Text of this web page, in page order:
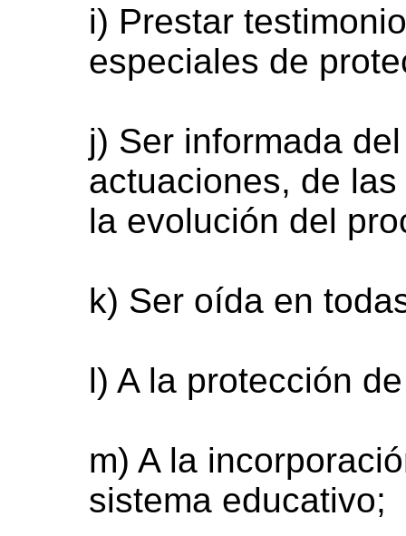
i) Prestar
especiales de
j) Ser informada
actuaciones, de
la evolución del
k) Ser oída en
l) A la protección
m) A la
sistema educativo;